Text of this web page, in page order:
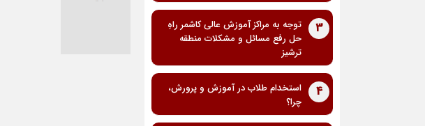
3
توجه به مراکز آموزش عالی کاشمر راهِ
حل رفع مسائل و مشکلات منطقه
ترشیز
4
استخدام طلاب در آموزش و پرورش،
چرا؟